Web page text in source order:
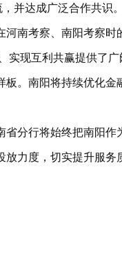
并达成广泛合作共识。
河南考察、南阳考察时
实现互利共赢提供了
。南阳将持续优化金
省分行将始终把南阳作
力度，切实提升服务